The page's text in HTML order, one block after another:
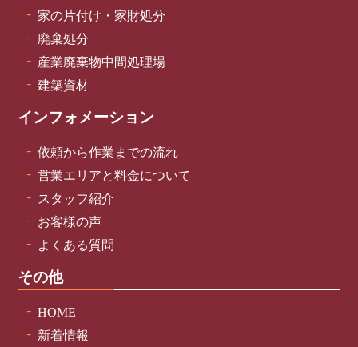
家の片付け・家財処分
廃棄処分
産業廃棄物中間処理場
建築資材
インフォメーション
依頼から作業までの流れ
営業エリアと料金について
スタッフ紹介
お客様の声
よくある質問
その他
HOME
新着情報